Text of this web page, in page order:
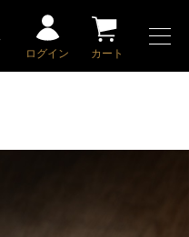
ログイン カート